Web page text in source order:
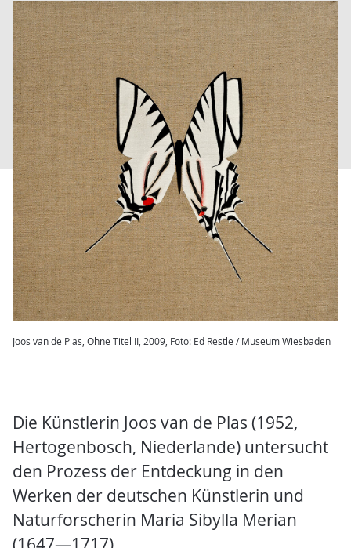
Joos van de Plas, Ohne Titel II, 2009, Foto: Ed Restle / Museum Wiesbaden
Die Künstlerin Joos van de Plas (1952,
Hertogenbosch, Niederlande) untersucht
den Prozess der Entdeckung in den
Werken der deutschen Künstlerin und
Naturforscherin Maria Sibylla Merian